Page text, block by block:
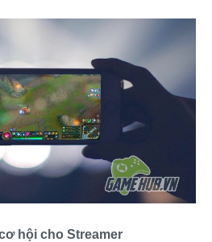
hội cho Streamer